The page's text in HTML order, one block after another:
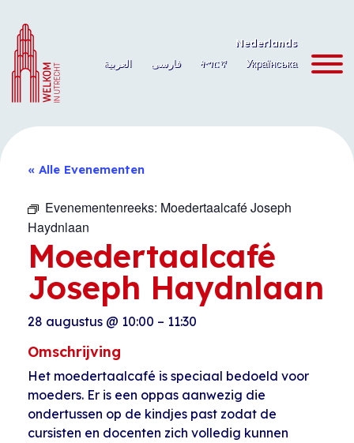
naar
de
inhoud
Nederlands
العربية
فارسی ትግርኛ Українська
« Alle Evenementen
Evenementenreeks: Moedertaalcafé Joseph
Haydnlaan
Moedertaalcafé
Joseph Haydnlaan
28 augustus @ 10:00 – 11:30
Omschrijving
Het moedertaalcafé is speciaal bedoeld voor
moeders. Er is een oppas aanwezig die
ondertussen op de kindjes past zodat de
cursisten en docenten zich volledig kunnen